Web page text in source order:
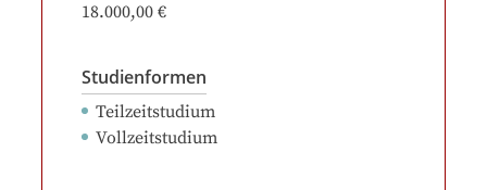
18.000,00 €
Studienformen
Teilzeitstudium
Vollzeitstudium